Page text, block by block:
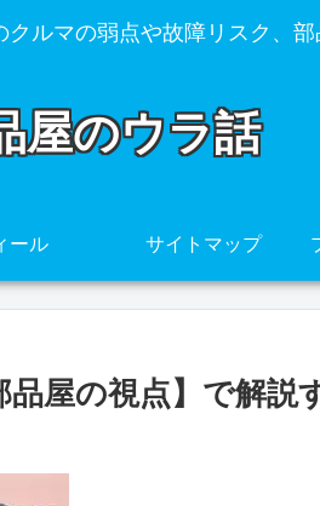
ルマの弱点や故障リスク、部
屋のウラ話
ール サイトマップ
屋の視点】で解説